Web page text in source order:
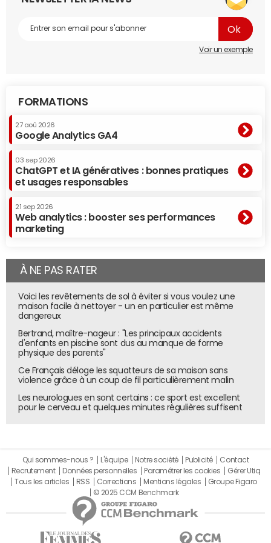
L'étude dévoile également quelles sont les tâches pour
lesquelles les entreprises utilisent le plus l'IA. 51% des
start-up l'utilisent pour leciblageet la segmentation de
clientèle, 46% pour la personnalisation de contenu
marketing et 39% pour une meilleure compréhension du
Voir un exemple
FORMATIONS
27 aoû 2026
Google Analytics GA4
03 sep 2026
ChatGPT et IA génératives : bonnes pratiques
et usages responsables
21 sep 2026
Web analytics : booster ses performances
marketing
À NE PAS RATER
Voici les revêtements de sol à éviter si vous voulez une
maison facile à nettoyer - un en particulier est même
dangereux
Bertrand, maître-nageur : "Les principaux accidents
d'enfants en piscine sont dus au manque de forme
physique des parents"
Ce Français déloge les squatteurs de sa maison sans
violence grâce à un coup de fil particulièrement malin
Les neurologues en sont certains : ce sport est excellent
pour le cerveau et quelques minutes régulières suffisent
Qui sommes-nous ? L'équipe Notre société Publicité
Contact
Recrutement
Données personnelles Paramétrer les cookies
Gérer Utiq
Tous les articles
RSS Corrections Mentions légales
Groupe Figaro
© 2025 CCM Benchmark